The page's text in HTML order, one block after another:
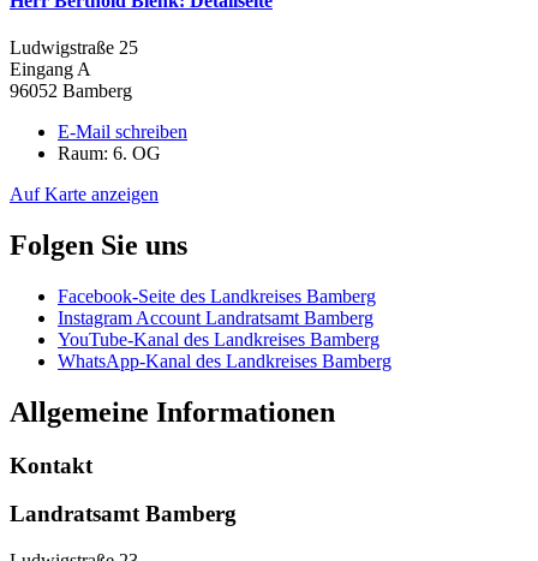
Ludwigstraße 25
Eingang A
96052 Bamberg
E-Mail schreiben
Raum: 6. OG
Auf Karte anzeigen
Folgen Sie uns
Facebook-Seite des Landkreises Bamberg
Instagram Account Landratsamt Bamberg
YouTube-Kanal des Landkreises Bamberg
WhatsApp-Kanal des Landkreises Bamberg
Allgemeine Informationen
Kontakt
Landratsamt Bamberg